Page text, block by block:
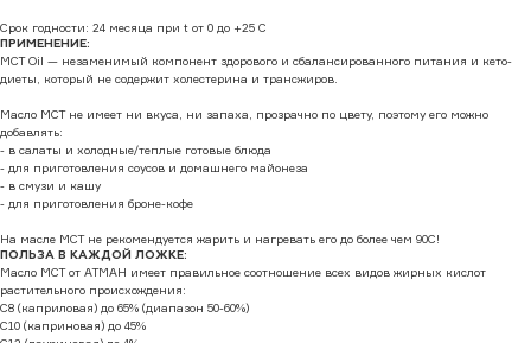
Срок годности: 24 месяца при t от 0 до +25 С
ПРИМЕНЕНИЕ:
MCT Oil — незаменимый компонент здорового и сбалансированного питания и кето-
диеты, который не содержит холестерина и трансжиров.
Масло МСТ не имеет ни вкуса, ни запаха, прозрачно по цвету, поэтому его можно
добавлять:
- в салаты и холодные/теплые готовые блюда
- для приготовления соусов и домашнего майонеза
- в смузи и кашу
- для приготовления броне-кофе
На масле МСТ не рекомендуется жарить и нагревать его до более чем 90С!
ПОЛЬЗА В КАЖДОЙ ЛОЖКЕ:
Масло MCT от АТМАН имеет правильное соотношение всех видов жирных кислот
растительного происхождения:
С8 (каприловая) до 65% (диапазон 50-60%)
С10 (каприновая) до 45%